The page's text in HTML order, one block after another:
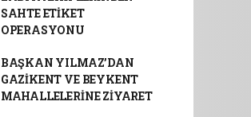
SAHTE ETİKET
OPERASYONU
BAŞKAN YILMAZ’DAN
GAZİKENT VE BEYKENT
MAHALLELERİNE ZİYARET